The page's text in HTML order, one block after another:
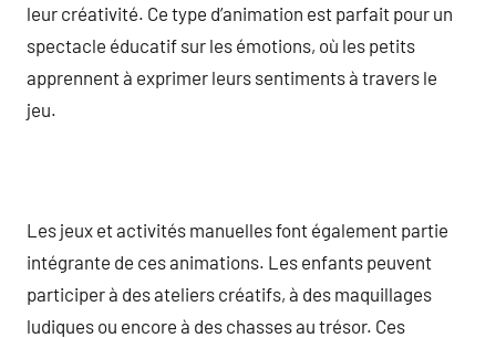
leur créativité. Ce type d’animation est parfait pour un
spectacle éducatif sur les émotions, où les petits
apprennent à exprimer leurs sentiments à travers le
jeu.
Les jeux et activités manuelles font également partie
intégrante de ces animations. Les enfants peuvent
participer à des ateliers créatifs, à des maquillages
ludiques ou encore à des chasses au trésor. Ces